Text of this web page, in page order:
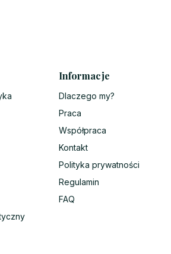
Informacje
Dlaczego my?
Praca
Współpraca
Kontakt
Polityka prywatności
Regulamin
FAQ